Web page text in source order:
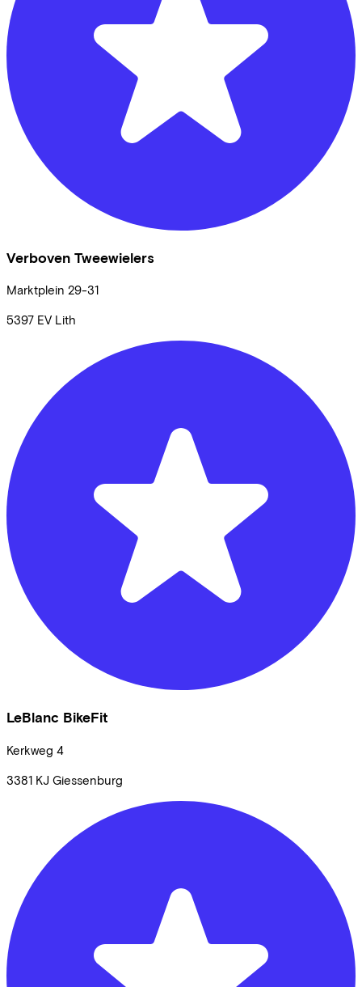
Verboven Tweewielers
Marktplein 29-31
5397 EV Lith
LeBlanc BikeFit
Kerkweg 4
3381 KJ Giessenburg